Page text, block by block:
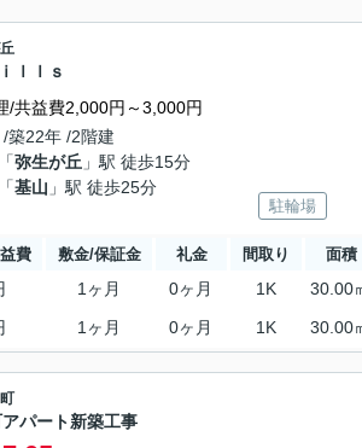
ｌｌｓ
/共益費2,000円～3,000円
築22年 /2階建
「弥生が丘 」駅 徒歩15分
「基山 」駅 徒歩25分
駐輪場
費 敷金/保証金 礼金 間取り 面積
1ヶ月 0ヶ月 1K 30.00
1ヶ月 0ヶ月 1K 30.00
パート新築工事